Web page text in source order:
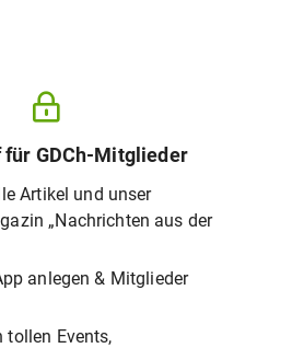
GDCh-Mitglieder
Artikel und unser
„Nachrichten aus der
anlegen & Mitglieder
tollen Events,